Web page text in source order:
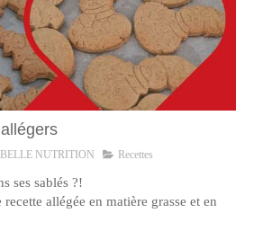
NUTRITION Recettes
ses sablés ?!
allégée en matière grasse et en